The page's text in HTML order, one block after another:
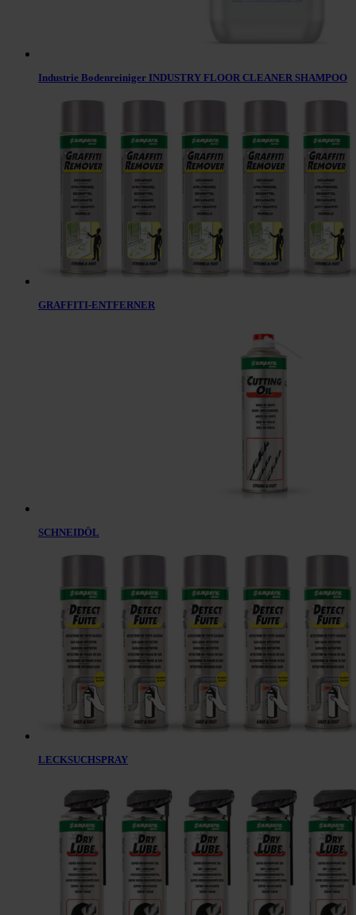
Industrie Bodenreiniger INDUSTRY FLOOR CLEANER SHAMPOO
GRAFFITI-ENTFERNER
SCHNEIDÖL
LECKSUCHSPRAY